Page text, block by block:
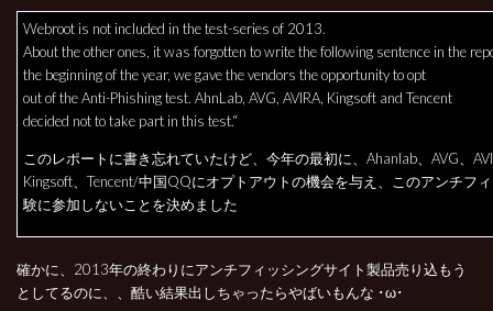
Webroot is not included in the test-series of 2013.
About the other ones, it was forgotten to write the following sentence in the
the beginning of the year, we gave the vendors the opportunity to opt
out of the Anti-Phishing test. AhnLab, AVG, AVIRA, Kingsoft and Tencent
decided not to take part in this test.“
このレポートに書き忘れていたけど、今年の最初に、Ahanlab、AVG、
Kingsoft、Tencent/中国QQにオプトアウトの機会を与え、このアンチフ
験に参加しないことを決めました
確かに、2013年の終わりにアンチフィッシングサイト製品売り込もう
としてるのに、、酷い結果出しちゃったらやばいもんな ･ω･